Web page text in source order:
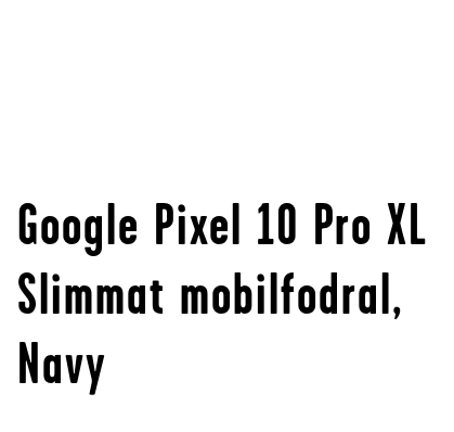
Google Pixel 10 Pro XL
Slimmat mobilfodral,
Navy